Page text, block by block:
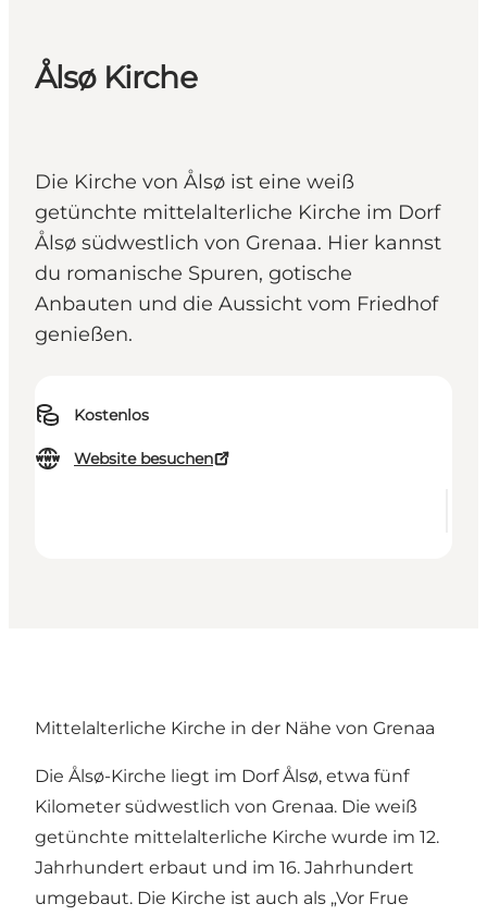
Ålsø Kirche
Die Kirche von Ålsø ist eine weiß
getünchte mittelalterliche Kirche im Dorf
Ålsø südwestlich von Grenaa. Hier kannst
du romanische Spuren, gotische
Anbauten und die Aussicht vom Friedhof
genießen.
Kostenlos
Website besuchen
Mittelalterliche Kirche in der Nähe von Grenaa
Die Ålsø-Kirche liegt im Dorf Ålsø, etwa fünf
Kilometer südwestlich von Grenaa. Die weiß
getünchte mittelalterliche Kirche wurde im 12.
Jahrhundert erbaut und im 16. Jahrhundert
umgebaut. Die Kirche ist auch als „Vor Frue